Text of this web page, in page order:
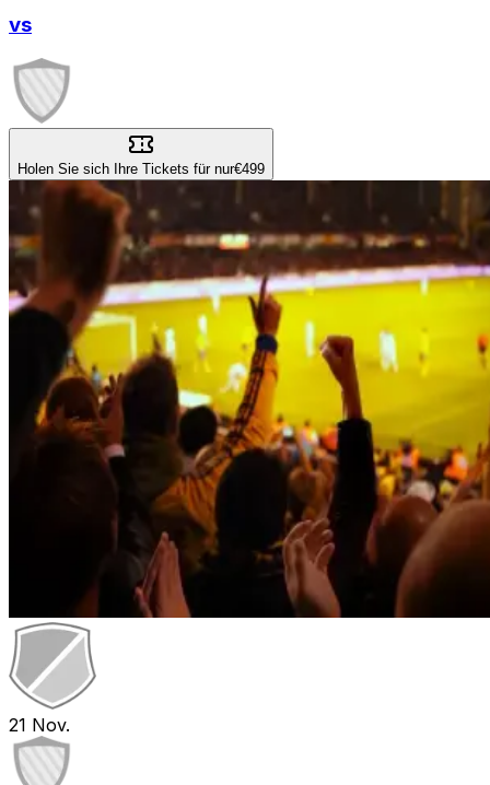
vs
Holen Sie sich Ihre Tickets für nur€499
21 Nov.